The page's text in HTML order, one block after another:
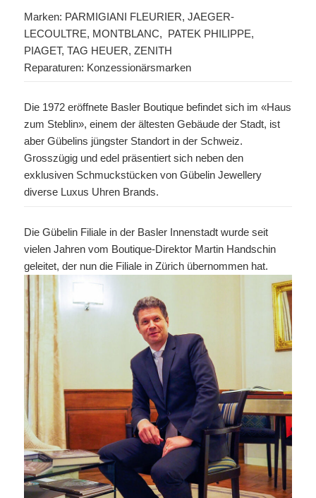
Marken: PARMIGIANI FLEURIER, JAEGER-
LECOULTRE, MONTBLANC, PATEK PHILIPPE,
PIAGET, TAG HEUER, ZENITH
Reparaturen: Konzessionärsmarken
Die 1972 eröffnete Basler Boutique befindet sich im «Haus
zum Steblin», einem der ältesten Gebäude der Stadt, ist
aber Gübelins jüngster Standort in der Schweiz.
Grosszügig und edel präsentiert sich neben den
exklusiven Schmuckstücken von Gübelin Jewellery
diverse Luxus Uhren Brands.
Die Gübelin Filiale in der Basler Innenstadt wurde seit
vielen Jahren vom Boutique-Direktor Martin Handschin
geleitet, der nun die Filiale in Zürich übernommen hat.